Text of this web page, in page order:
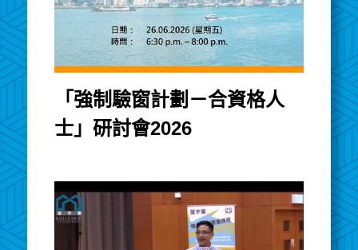
「強制驗窗計劃－合資格人
士」研討會2026